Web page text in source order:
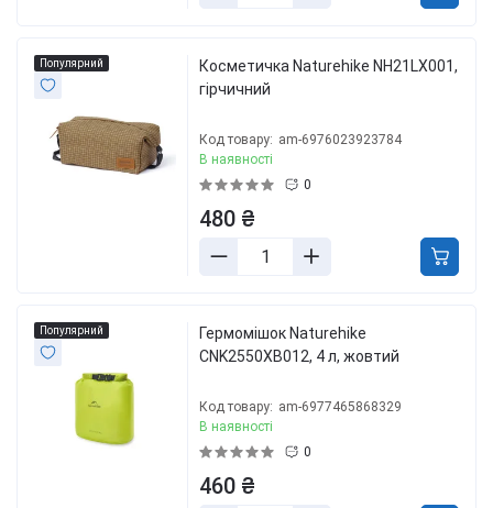
Популярний
Косметичка Naturehike NH21LX001,
гірчичний
Код товару: am-6976023923784
В наявності
0
480 ₴
Популярний
Гермомішок Naturehike
CNK2550XB012, 4 л, жовтий
Код товару: am-6977465868329
В наявності
0
460 ₴